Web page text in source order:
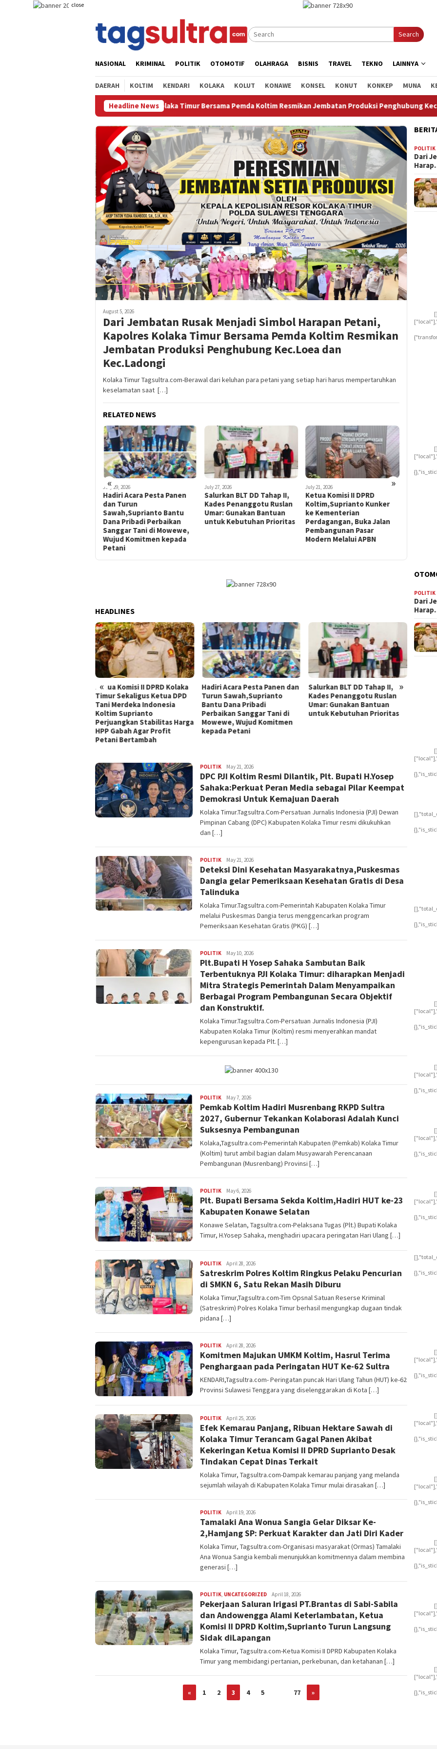
close
Search
NASIONAL KRIMINAL POLITIK OTOMOTIF OLAHRAGA BISNIS TRAVEL TEKNO LAINNYA
DAERAH KOLTIM KENDARI KOLAKA KOLUT KONAWE KONSEL KONUT KONKEP MUNA
Headline News
Kapolres Kolaka Timur Bersama Pemda Koltim Resmikan Jembatan Produksi Penghubung Kec.Loea dan Kec.Ladongi
August 5, 2026
Dari Jembatan Rusak Menjadi Simbol Harapan Petani,
Kapolres Kolaka Timur Bersama Pemda Koltim Resmikan
Jembatan Produksi Penghubung Kec.Loea dan
Kec.Ladongi
Kolaka Timur Tagsultra.com-Berawal dari keluhan para petani yang setiap hari harus mempertaruhkan
keselamatan saat […]
RELATED NEWS
« »
July 29, 2026
Hadiri Acara Pesta Panen
dan Turun
Sawah,Suprianto Bantu
Dana Pribadi Perbaikan
Sanggar Tani di Mowewe,
Wujud Komitmen kepada
Petani
July 27, 2026
Salurkan BLT DD Tahap II,
Kades Penanggotu Ruslan
Umar: Gunakan Bantuan
untuk Kebutuhan Prioritas
July 21, 2026
Ketua Komisi II DPRD
Koltim,Suprianto Kunker
ke Kementerian
Perdagangan, Buka Jalan
Pembangunan Pasar
Modern Melalui APBN
HEADLINES
« »
Ketua Komisi II DPRD Kolaka
Timur Sekaligus Ketua DPD
Tani Merdeka Indonesia
Koltim Suprianto
Perjuangkan Stabilitas Harga
HPP Gabah Agar Profit
Petani Bertambah
Hadiri Acara Pesta Panen dan
Turun Sawah,Suprianto
Bantu Dana Pribadi
Perbaikan Sanggar Tani di
Mowewe, Wujud Komitmen
kepada Petani
Salurkan BLT DD Tahap II,
Kades Penanggotu Ruslan
Umar: Gunakan Bantuan
untuk Kebutuhan Prioritas
TAGSULTRA POLITIK Ryan
Dirgantara
May 21, 2026
DPC PJI Koltim Resmi Dilantik, Plt. Bupati H.Yosep
Sahaka:Perkuat Peran Media sebagai Pilar Keempat
Demokrasi Untuk Kemajuan Daerah
Kolaka Timur.Tagsultra.Com-Persatuan Jurnalis Indonesia (PJI) Dewan
Pimpinan Cabang (DPC) Kabupaten Kolaka Timur resmi dikukuhkan
dan […]
POLITIK Ryan
Dirgantara
May 21, 2026
Deteksi Dini Kesehatan Masyarakatnya,Puskesmas
Dangia gelar Pemeriksaan Kesehatan Gratis di Desa
Talinduka
Kolaka Timur.Tagsultra.com-Pemerintah Kabupaten Kolaka Timur
melalui Puskesmas Dangia terus menggencarkan program
Pemeriksaan Kesehatan Gratis (PKG) […]
POLITIK Ryan
Dirgantara
May 10, 2026
Plt.Bupati H Yosep Sahaka Sambutan Baik
Terbentuknya PJI Kolaka Timur: diharapkan Menjadi
Mitra Strategis Pemerintah Dalam Menyampaikan
Berbagai Program Pembangunan Secara Objektif
dan Konstruktif.
Kolaka Timur.Tagsultra.Com-Persatuan Jurnalis Indonesia (PJI)
Kabupaten Kolaka Timur (Koltim) resmi menyerahkan mandat
kepengurusan kepada Plt. […]
POLITIK Ryan
Dirgantara
May 7, 2026
Pemkab Koltim Hadiri Musrenbang RKPD Sultra
2027, Gubernur Tekankan Kolaborasi Adalah Kunci
Suksesnya Pembangunan
Kolaka,Tagsultra.com-Pemerintah Kabupaten (Pemkab) Kolaka Timur
(Koltim) turut ambil bagian dalam Musyawarah Perencanaan
Pembangunan (Musrenbang) Provinsi […]
POLITIK Ryan
Dirgantara
May 6, 2026
Plt. Bupati Bersama Sekda Koltim,Hadiri HUT ke-23
Kabupaten Konawe Selatan
Konawe Selatan, Tagsultra.com-Pelaksana Tugas (Plt.) Bupati Kolaka
Timur, H.Yosep Sahaka, menghadiri upacara peringatan Hari Ulang […]
POLITIK Ryan
Dirgantara
April 28, 2026
Satreskrim Polres Koltim Ringkus Pelaku Pencurian
di SMKN 6, Satu Rekan Masih Diburu
Kolaka Timur,Tagsultra.com-Tim Opsnal Satuan Reserse Kriminal
(Satreskrim) Polres Kolaka Timur berhasil mengungkap dugaan tindak
pidana […]
POLITIK Ryan
Dirgantara
April 28, 2026
Komitmen Majukan UMKM Koltim, Hasrul Terima
Penghargaan pada Peringatan HUT Ke-62 Sultra
KENDARI,Tagsultra.com- Peringatan puncak Hari Ulang Tahun (HUT) ke-62
Provinsi Sulawesi Tenggara yang diselenggarakan di Kota […]
POLITIK Ryan
Dirgantara
April 25, 2026
Efek Kemarau Panjang, Ribuan Hektare Sawah di
Kolaka Timur Terancam Gagal Panen Akibat
Kekeringan Ketua Komisi II DPRD Suprianto Desak
Tindakan Cepat Dinas Terkait
Kolaka Timur, Tagsultra.com-Dampak kemarau panjang yang melanda
sejumlah wilayah di Kabupaten Kolaka Timur mulai dirasakan […]
POLITIK Ryan
Dirgantara
April 19, 2026
Tamalaki Ana Wonua Sangia Gelar Diksar Ke-
2,Hamjang SP: Perkuat Karakter dan Jati Diri Kader
Kolaka Timur, Tagsultra.com-Organisasi masyarakat (Ormas) Tamalaki
Ana Wonua Sangia kembali menunjukkan komitmennya dalam membina
generasi […]
POLITIK, UNCATEGORIZED Ryan
Dirgantara
April 18, 2026
Pekerjaan Saluran Irigasi PT.Brantas di Sabi-Sabila
dan Andowengga Alami Keterlambatan, Ketua
Komisi II DPRD Koltim,Suprianto Turun Langsung
Sidak diLapangan
Kolaka Timur, Tagsultra.com-Ketua Komisi II DPRD Kabupaten Kolaka
Timur yang membidangi pertanian, perkebunan, dan ketahanan […]
« 1 2 3 4 5 77 »
POLITIK
Dari
POLITIK
Dari